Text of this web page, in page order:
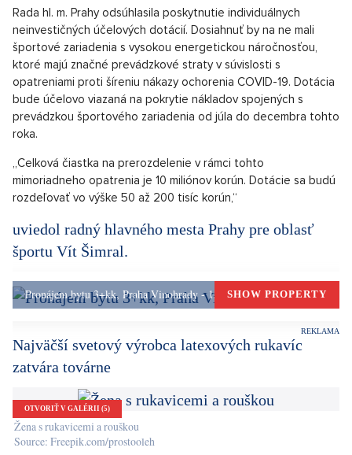
Hoci Trump umožnil začiatok formálneho procesu odovzdania
moci, stále odmieta uznať Joea Bidena ako víťaza volieb. V
posledných dňoch pritom prehráva Trumpov právny tím jednu
súdnu bitku za druhou. Nepredložil totiž žiadne dôkazy
týkajúce sa manipulovania volieb.
Praha finančne podporí vybrané športoviská
Sportovci na fotbalovém hřišti
Source: Pixabay.com/phillipkofler
neinvestičných účelových dotácií. Dosiahnuť by na ne mali
športové zariadenia s vysokou energetickou náročnosťou,
opatreniami proti šíreniu nákazy ochorenia COVID-19. Dotácia
bude účelovo viazaná na pokrytie nákladov spojených s
roka.
„Celková čiastka na prerozdelenie v rámci tohto
rozdeľovať vo výške 50 až 200 tisíc korún,“
uviedol radný hlavného mesta Prahy pre oblasť